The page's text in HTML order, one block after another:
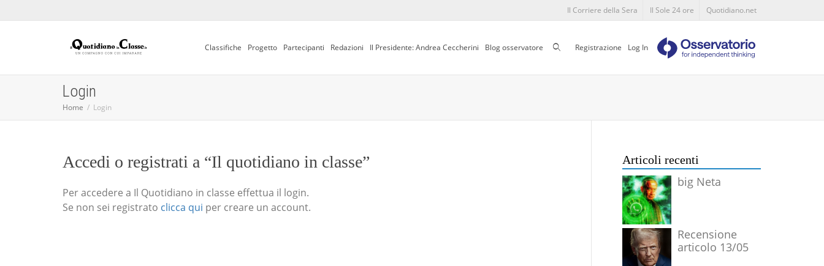
Il Corriere della Sera Il Sole 24 ore Quotidiano.net
Classifiche Progetto Partecipanti Redazioni Il Presidente: Andrea Ceccherini Blog osservatore CercaRegistrazione Log In
Login
Home Login
Accedi o registrati a “Il quotidiano in classe”
Per accedere a Il Quotidiano in classe effettua il login.
Se non sei registrato clicca qui per creare un account.
Articoli recenti
big Neta
Recensione
articolo 13/05